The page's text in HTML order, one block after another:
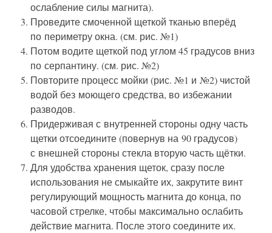
ослабление силы магнита).
Проведите смоченной щеткой тканью вперёд
по периметру окна. (см. рис. №1)
Потом водите щеткой под углом 45 градусов вниз
по серпантину. (см. рис. №2)
Повторите процесс мойки (рис. №1 и №2) чистой
водой без моющего средства, во избежании
разводов.
Придерживая с внутренней стороны одну часть
щетки отсоедините (повернув на 90 градусов)
с внешней стороны стекла вторую часть щётки.
Для удобства хранения щеток, сразу после
использования не смыкайте их, закрутите винт
регулирующий мощность магнита до конца, по
часовой стрелке, чтобы максимально ослабить
действие магнита. После этого соедините их.